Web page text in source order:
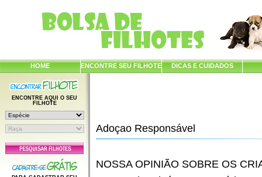
HOME ENCONTRE SEU FILHOTE DICAS E CUIDADOS
ENCONTRE AQUI O SEU
FILHOTE
Adoçao Responsável
NOSSA OPINIÃO SOBRE OS